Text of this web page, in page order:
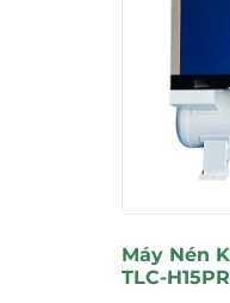
Máy Nén
TLC-